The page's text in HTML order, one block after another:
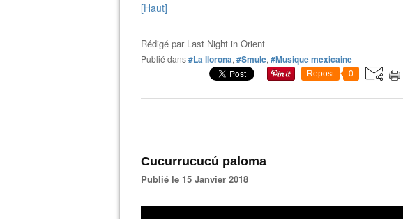
[Haut]
Rédigé par Last Night in Orient
Publié dans#La llorona, #Smule, #Musique mexicaine
Repost 0
Cucurrucucú paloma
Publié le 15 Janvier 2018